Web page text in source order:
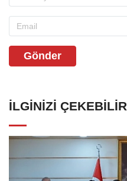
Gönder
İLGINIZI ÇEKEBILIR